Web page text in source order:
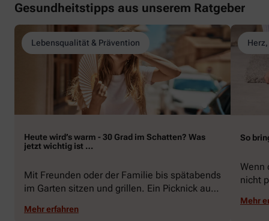
Gesundheitstipps aus unserem Ratgeber
Lebensqualität & Prävention
Heute wird’s warm - 30 Grad im Schatten? Was
jetzt wichtig ist …
Mit Freunden oder der Familie bis spätabends
im Garten sitzen und grillen. Ein Picknick auf
den See gleiten oder eine Radtour durch die
Mehr erfahren
So
Wenn
nicht
Mehr